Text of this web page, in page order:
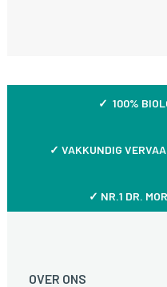
✓ 100%
✓ VAKKUNDIG
✓ NR.1 DR.
OVER ONS